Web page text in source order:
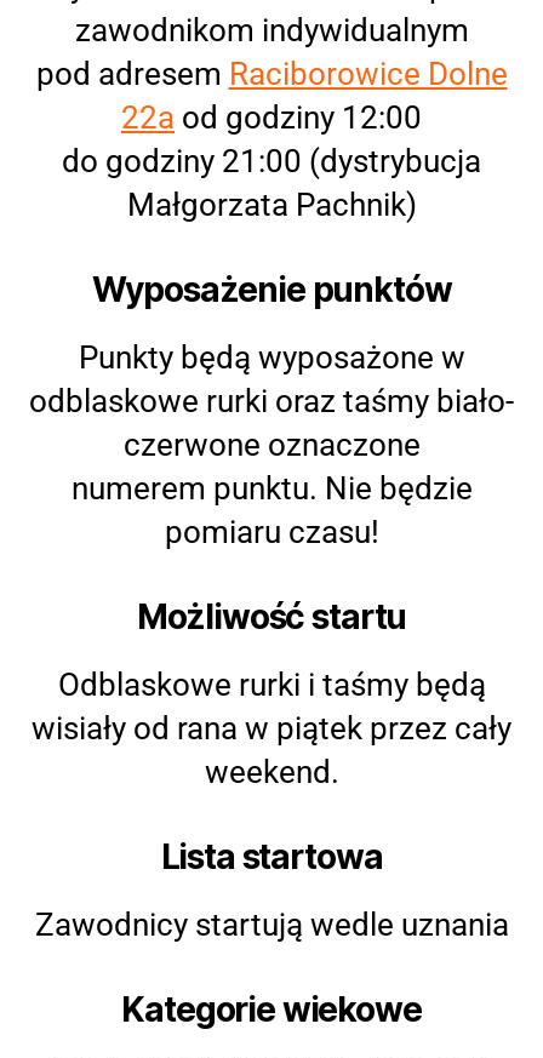
zawodnikom indywidualnym
pod adresem Raciborowice Dolne
22a od godziny 12:00
do godziny 21:00 (dystrybucja
Małgorzata Pachnik)
Wyposażenie punktów
Punkty będą wyposażone w
odblaskowe rurki oraz taśmy biało-
czerwone oznaczone
numerem punktu. Nie będzie
pomiaru czasu!
Możliwość startu
Odblaskowe rurki i taśmy będą
wisiały od rana w piątek przez cały
weekend.
Lista startowa
Zawodnicy startują wedle uznania
Kategorie wiekowe